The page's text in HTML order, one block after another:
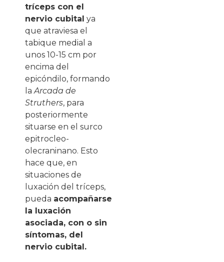
tríceps con el
nervio cubital ya
que atraviesa el
tabique medial a
unos 10-15 cm por
encima del
epicóndilo, formando
laArcada de
Struthers, para
posteriormente
situarse en el surco
epitrocleo-
olecraninano. Esto
hace que, en
situaciones de
luxación del tríceps,
pueda acompañarse
la luxación
asociada, con o sin
síntomas, del
nervio cubital.